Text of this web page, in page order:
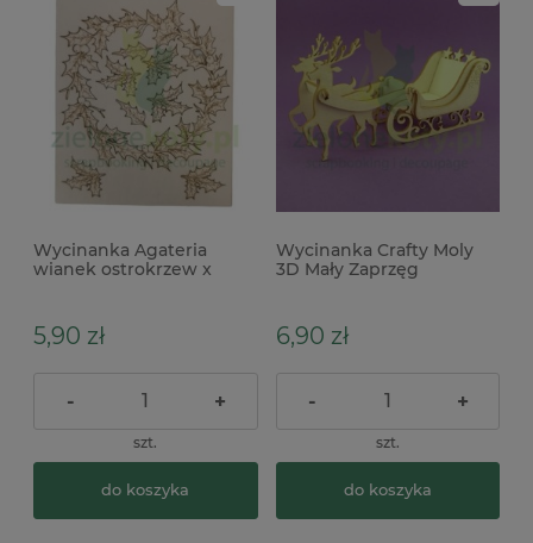
Wycinanka Agateria
wianek ostrokrzew x
5,90 zł
- +
szt.
do koszyka
Wycinanka Crafty Moly
3D Mały Zaprzęg
6,90 zł
- +
szt.
do koszyka